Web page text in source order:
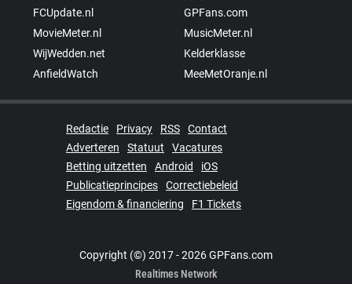
FCUpdate.nl
GPFans.com
MovieMeter.nl
MusicMeter.nl
WijWedden.net
Kelderklasse
AnfieldWatch
MeeMetOranje.nl
Redactie Privacy RSS
Contact
Adverteren
Statuut
Vacatures
Betting uitzetten
Android
iOS
Publicatieprincipes
Correctiebeleid
Eigendom & financiering
F1 Tickets
Copyright (©) 2017 - 2026 GPFans.com
Realtimes Network